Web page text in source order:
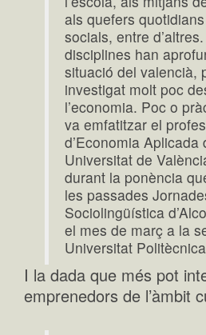
als quefers
socials, entre
disciplines han
situació del valencià,
investigat molt poc
l’economia. Poc o
va emfatitzar el
d’Economia Aplicada
Universitat de
durant la ponència
les passades
Sociolingüística
el mes de març a la
Universitat
I la dada que més pot
emprenedors de l’àmbit